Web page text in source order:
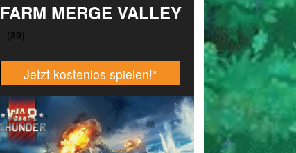
FARM MERGE VALLEY
Jetzt kostenlos spielen!*